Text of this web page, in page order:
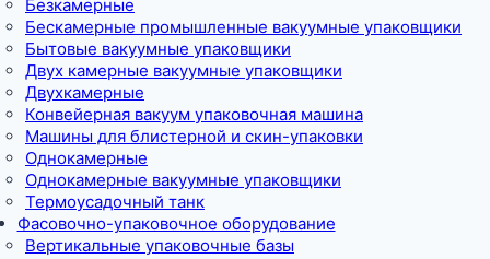
Безкамерные
Бескамерные промышленные вакуумные упаковщики
Бытовые вакуумные упаковщики
Двух камерные вакуумные упаковщики
Двухкамерные
Конвейерная вакуум упаковочная машина
Машины для блистерной и скин-упаковки
Однокамерные
Однокамерные вакуумные упаковщики
Термоусадочный танк
Фасовочно-упаковочное оборудование
Вертикальные упаковочные базы